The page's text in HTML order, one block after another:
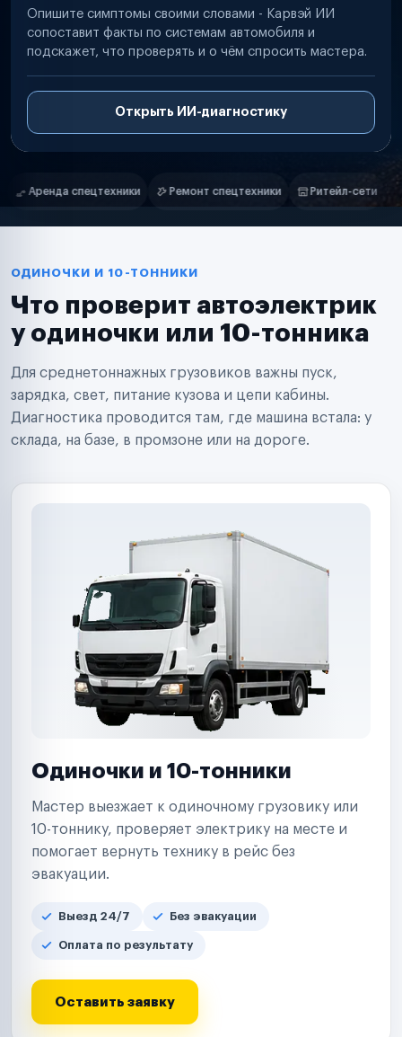
Опишите симптомы своими словами - Карвэй ИИ
сопоставит факты по системам автомобиля и
подскажет, что проверять и о чём спросить мастера.
Открыть ИИ-диагностику
Нам доверяют
спецтехники Ритейл-сети Управляющие компании
Маркетплейсы
Таксопарки
Автодилеры
Поставщики запчастей
Аренда спецтехники
Ремонт спецтехники
Ритейл-сети
Управляющие компании
Страховые компании
ОДИНОЧКИ И 10-ТОННИКИ
Что проверит автоэлектрик
у одиночки или 10-тонника
Для среднетоннажных грузовиков важны пуск,
зарядка, свет, питание кузова и цепи кабины.
Диагностика проводится там, где машина встала: у
склада, на базе, в промзоне или на дороге.
Одиночки и 10-тонники
Мастер выезжает к одиночному грузовику или
10-тоннику, проверяет электрику на месте и
помогает вернуть технику в рейс без
эвакуации.
Выезд 24/7 Без эвакуации
Оплата по результату
Оставить заявку